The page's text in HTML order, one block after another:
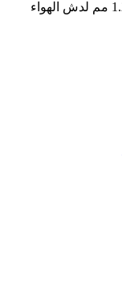
ثلاثة جوانب تهب من الفولاذ المقاوم للصدأ 1.2 مم لدش الهواء